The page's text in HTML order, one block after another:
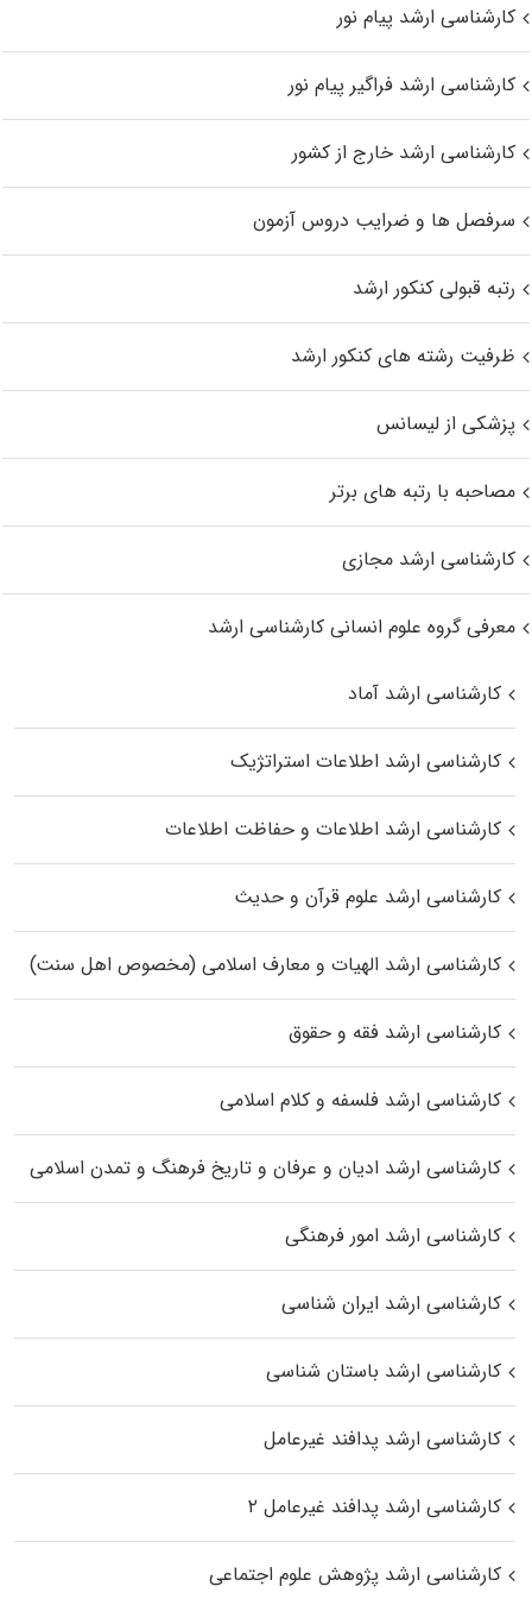
کارشناسی ارشد پیام نور
کارشناسی ارشد فراگیر پیام نور
کارشناسی ارشد خارج از کشور
سرفصل ها و ضرایب دروس آزمون
رتبه قبولی کنکور ارشد
ظرفیت رشته های کنکور ارشد
پزشکی از لیسانس
مصاحبه با رتبه های برتر
کارشناسی ارشد مجازی
معرفی گروه علوم انسانی کارشناسی ارشد
کارشناسی ارشد آماد
کارشناسی ارشد اطلاعات استراتژیک
کارشناسی ارشد اطلاعات و حفاظت اطلاعات
کارشناسی ارشد علوم قرآن و حدیث
کارشناسی ارشد الهیات و معارف اسلامی (مخصوص اهل سنت)
کارشناسی ارشد فقه و حقوق
کارشناسی ارشد فلسفه و کلام اسلامی
کارشناسی ارشد ادیان و عرفان و تاریخ فرهنگ و تمدن اسلامی
کارشناسی ارشد امور فرهنگی
کارشناسی ارشد ایران شناسی
کارشناسی ارشد باستان شناسی
کارشناسی ارشد پدافند غیرعامل
کارشناسی ارشد پدافند غیرعامل ۲
کارشناسی ارشد پژوهش علوم اجتماعی